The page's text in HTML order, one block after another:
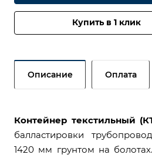
Купить в 1 клик
Описание Оплата
Контейнер текстильный
балластировки
1420 мм грунтом на